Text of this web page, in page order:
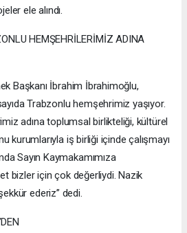
ele alındı.
HEMŞEHRİLERİMİZ ADINA
Başkanı İbrahim İbrahimoğlu,
Trabzonlu hemşehrimiz yaşıyor.
adına toplumsal birlikteliği, kültürel
kurumlarıyla iş birliği içinde çalışmayı
Sayın Kaymakamımıza
bizler için çok değerliydi. Nazik
ederiz” dedi.